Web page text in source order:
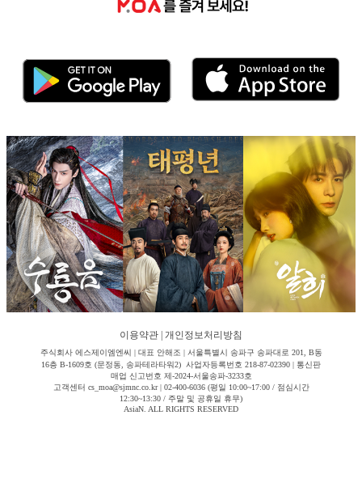
이용약관 개인정보처리방침
주식회사 에스제이엠엔씨 | 대표 안해조 | 서울특별시 송파구 송파대로 201, B동
16층 B-1609호 (문정동, 송파테라타워2) 사업자등록번호 218-87-02390 | 통신판
매업 신고번호 제-2024-서울송파-3233호
고객센터 cs_moa@sjmnc.co.kr | 02-400-6036 (평일 10:00~17:00 / 점심시간
12:30~13:30 / 주말 및 공휴일 휴무)
AsiaN. ALL RIGHTS RESERVED